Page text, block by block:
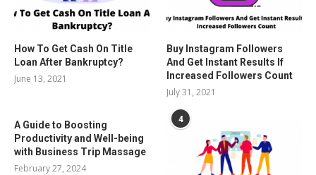
How To Get Cash On Title
Loan After Bankruptcy?
June 13, 2021
Buy Instagram Followers
And Get Instant Results If
Increased Followers Count
July 31, 2021
A Guide to Boosting
Productivity and Well-being
with Business Trip Massage
February 27, 2024
4